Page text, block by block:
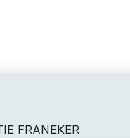
FRANEKER